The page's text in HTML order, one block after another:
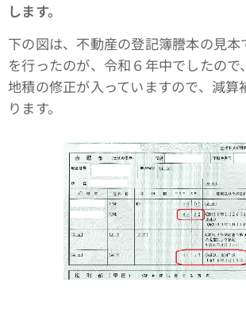
します。
下の図は、不動産の登記簿謄本の見本
を行ったのが、令和６年中でしたので
地積の修正が入っていますので、減算
ります。